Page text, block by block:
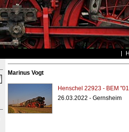
Marinus Vogt
Henschel 22923 - BEM
26.03.2022 - Gernsheim